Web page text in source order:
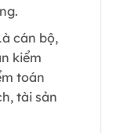
cán bộ,
kiểm
toán
tài sản